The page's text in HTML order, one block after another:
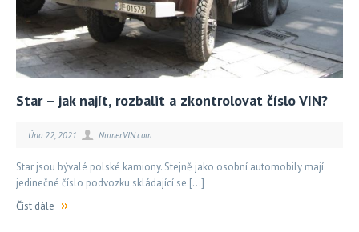
Star – jak najít, rozbalit a zkontrolovat číslo VIN?
Úno 22, 2021 NumerVIN.com
Star jsou bývalé polské kamiony. Stejně jako osobní automobily mají
jedinečné číslo podvozku skládající se […]
Číst dále